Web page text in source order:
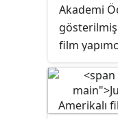
Akademi
film
(film) adlı
olumlu not